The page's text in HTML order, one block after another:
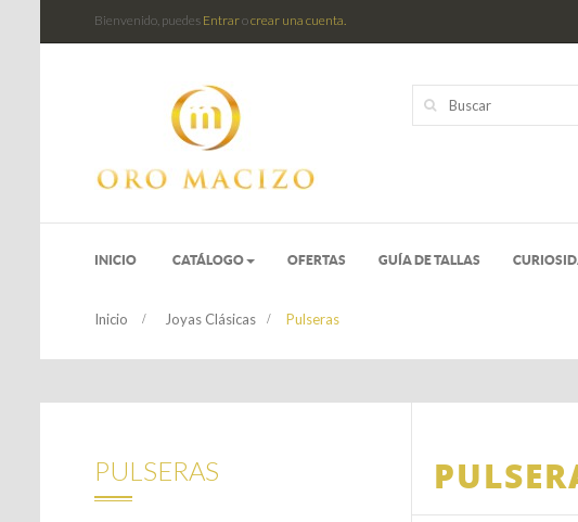
Bienvenido, puedes Entrarocrear una cuenta.
INICIO CATÁLOGO OFERTAS GUÍA DE TALLAS
Inicio > Joyas Clásicas > Pulseras
PULSERAS